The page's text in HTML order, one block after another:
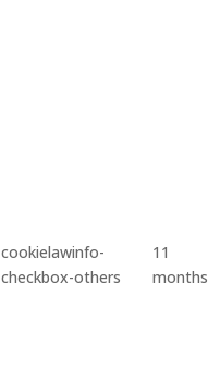
cookielawinfo-
checkbox-others
11
months